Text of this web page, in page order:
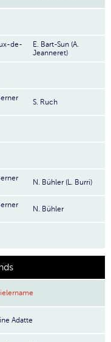
de-
E. Bart-Sun (A.
Jeanneret)
S. Ruch
N. Bühler (L. Burri)
N. Bühler
Adatte